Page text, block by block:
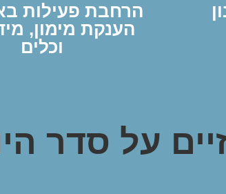
הרחבת פעילות
הענקת מימון,
וכלים
על סדר